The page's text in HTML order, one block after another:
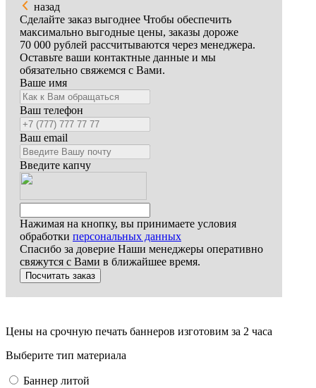
назад
Сделайте заказ выгоднее Чтобы обеспечить
максимально выгодные цены, заказы дороже
70 000 рублей рассчитываются через менеджера.
Оставьте ваши контактные данные и мы
обязательно свяжемся с Вами.
Ваше имя
Ваш телефон
Ваш email
Введите капчу
Нажимая на кнопку, вы принимаете условия
обработки персональных данных
Спасибо за доверие Наши менеджеры оперативно
свяжутся с Вами в ближайшее время.
Цены на срочную печать баннеров изготовим за 2 часа
Выберите тип материала
Баннер литой